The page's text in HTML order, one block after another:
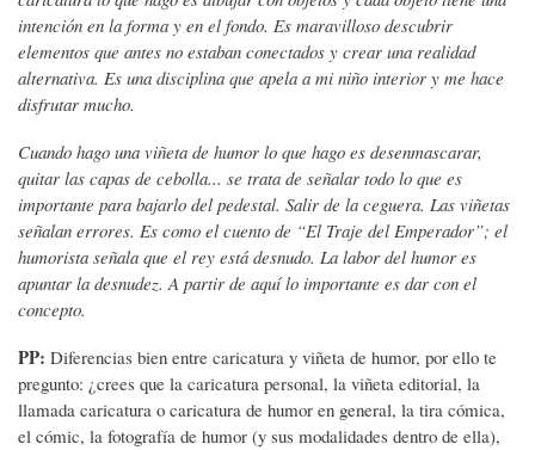
intención en la forma y en el fondo. Es maravilloso descubrir
elementos que antes no estaban conectados y crear una realidad
alternativa. Es una disciplina que apela a mi niño interior y me hace
disfrutar mucho.
Cuando hago una viñeta de humor lo que hago es desenmascarar,
quitar las capas de cebolla... se trata de señalar todo lo que es
importante para bajarlo del pedestal. Salir de la ceguera. Las viñetas
señalan errores. Es como el cuento de “El Traje del Emperador”; el
humorista señala que el rey está desnudo. La labor del humor es
apuntar la desnudez. A partir de aquí lo importante es dar con el
concepto.
PP: Diferencias bien entre caricatura y viñeta de humor, por ello te
pregunto: ¿crees que la caricatura personal, la viñeta editorial, la
llamada caricatura o caricatura de humor en general, la tira cómica,
el cómic, la fotografía de humor (y sus modalidades dentro de ella),